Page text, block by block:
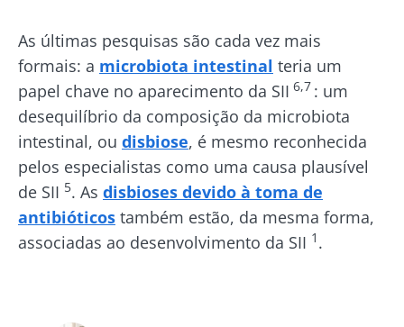
As últimas pesquisas são cada vez mais
formais: a microbiota intestinal teria um
papel chave no aparecimento da SII 6,7 : um
desequilíbrio da composição da microbiota
intestinal, ou disbiose, é mesmo reconhecida
pelos especialistas como uma causa plausível
de SII 5. As disbioses devido à toma de
antibióticos também estão, da mesma forma,
associadas ao desenvolvimento da SII 1 .